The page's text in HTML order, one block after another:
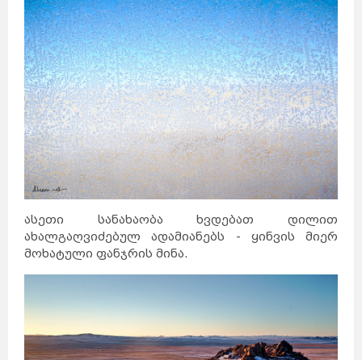
ასეთი სანახაობა ხვდებათ დილით
ახალგაღვიძებულ ადამიანებს - ყინვის მიერ
მოხატული ფანჯრის მინა.